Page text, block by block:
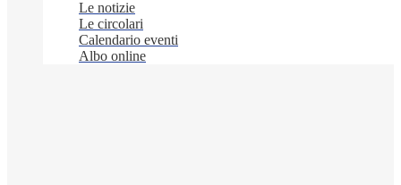
Le notizie
Le circolari
Calendario eventi
Albo online